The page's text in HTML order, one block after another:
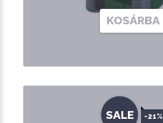
KOSÁRBA
SALE -21%